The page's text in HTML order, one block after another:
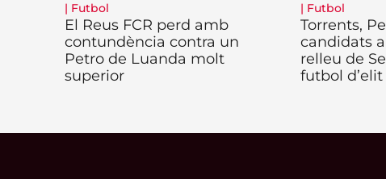
| Futbol
El Reus FCR perd amb
contundència contra un
Petro de Luanda molt
superior
| Futbol
Torrents,
candidats
relleu de
futbol d’elit